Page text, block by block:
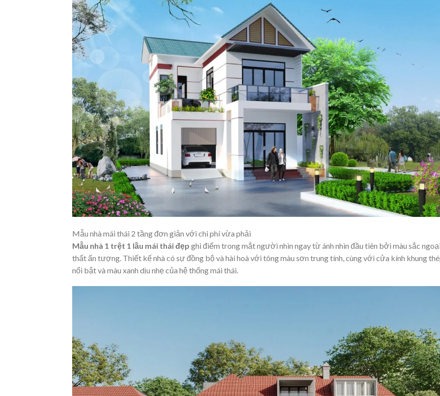
Mẫu nhà mái thái 2 tầng đơn giản với chi phí vừa phải
Mẫu nhà 1 trệt 1 lầu mái thái đẹp ghi điểm trong mắt người nhìn ngay từ ánh nhìn đầu tiên bởi màu sắc
thất ấn tượng. Thiết kế nhà có sự đồng bộ và hài hoà với tông màu sơn trung tính, cùng với cửa kính khung
nổi bật và màu xanh dịu nhẹ của hệ thống mái thái.